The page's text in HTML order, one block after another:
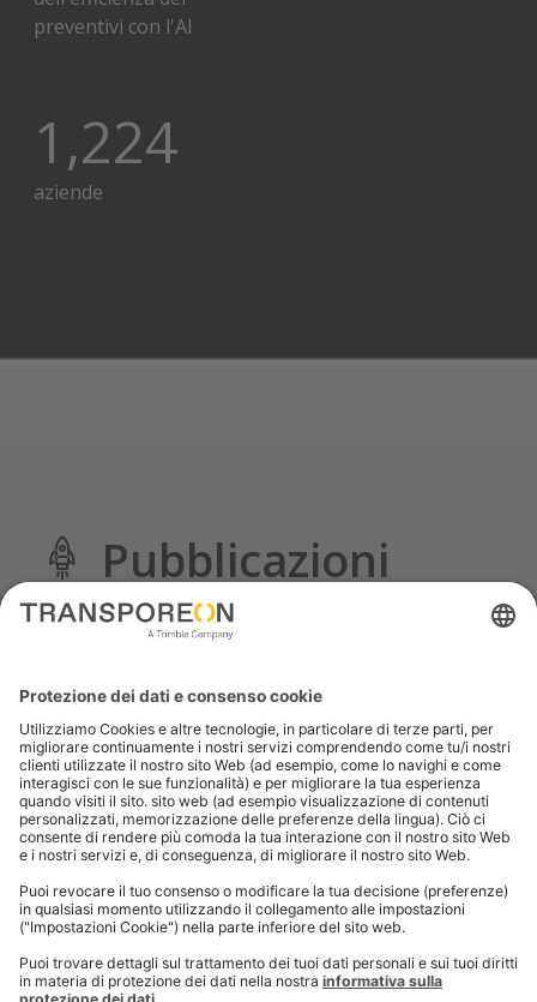
preventivi con l'AI
1,500
aziende
Pubblicazioni
Consultate la nostra biblioteca di report, white
esperti di mercato.